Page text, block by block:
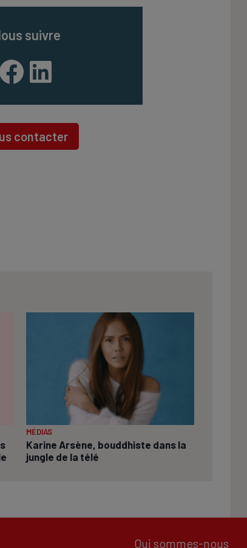
suivre
Facebook LinkedIn
contacter
MÉDIAS
Karine Arsène, bouddhiste dans la
jungle de la télé
Qui sommes-nous